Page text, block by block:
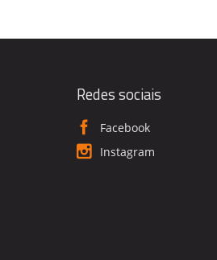
Redes sociais
Facebook
Instagram